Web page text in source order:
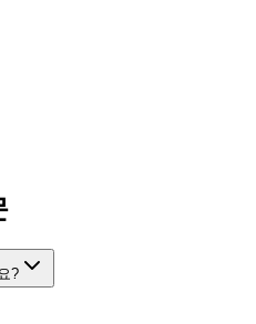
?